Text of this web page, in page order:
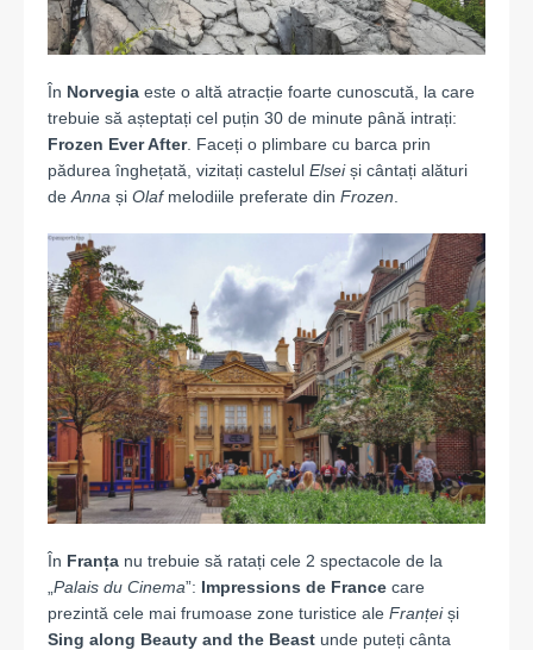
În Norvegia este o altă atracție foarte cunoscută, la care
trebuie să așteptați cel puțin 30 de minute până intrați:
Frozen Ever After. Faceți o plimbare cu barca prin
pădurea înghețată, vizitați castelul Elseiși cântați alături
de Anna și Olafmelodiile preferate din Frozen
În Franța nu trebuie să ratați cele 2 spectacole de la
Palais du Cinema”: Impressions de France care
prezintă cele mai frumoase zone turistice ale Franțeiși
Sing along Beauty and the Beast unde puteți cânta